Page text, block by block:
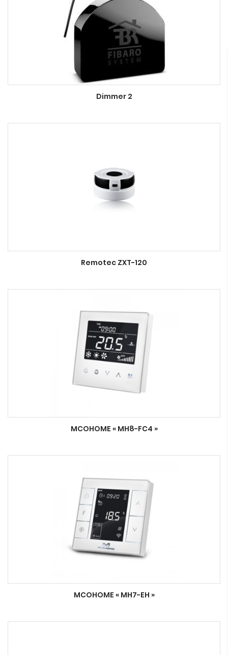
Dimmer 2
Remotec ZXT-120
MCOHOME « MH8-FC4 »
MCOHOME « MH7-EH »